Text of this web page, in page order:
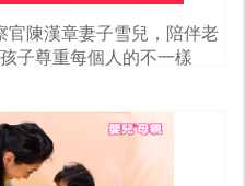
官陳漢章妻子雪兒，陪伴老
子尊重每個人的不一樣